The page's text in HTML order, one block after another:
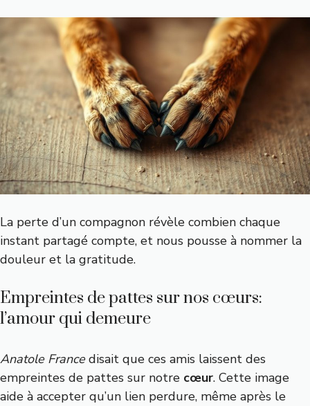
La perte d’un compagnon révèle combien chaque
instant partagé compte, et nous pousse à nommer la
douleur et la gratitude.
Empreintes de pattes sur nos cœurs:
l’amour qui demeure
Anatole Francedisait que ces amis laissent des
empreintes de pattes sur notre cœur. Cette image
aide à accepter qu’un lien perdure, même après le